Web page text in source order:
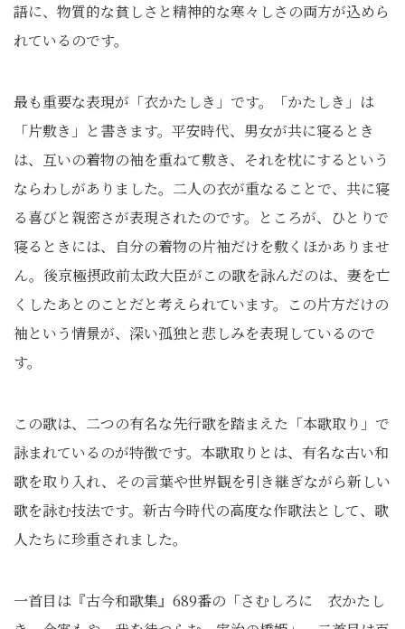
語に、物質的な貧しさと精神的な寒々しさの両方が込めら
れているのです。
最も重要な表現が「衣かたしき」です。「かたしき」は
「片敷き」と書きます。平安時代、男女が共に寝るとき
は、互いの着物の袖を重ねて敷き、それを枕にするという
ならわしがありました。二人の衣が重なることで、共に寝
る喜びと親密さが表現されたのです。ところが、ひとりで
寝るときには、自分の着物の片袖だけを敷くほかありませ
ん。後京極摂政前太政大臣がこの歌を詠んだのは、妻を亡
くしたあとのことだと考えられています。この片方だけの
袖という情景が、深い孤独と悲しみを表現しているので
す。
この歌は、二つの有名な先行歌を踏まえた「本歌取り」で
詠まれているのが特徴です。本歌取りとは、有名な古い和
歌を取り入れ、その言葉や世界観を引き継ぎながら新しい
歌を詠む技法です。新古今時代の高度な作歌法として、歌
人たちに珍重されました。
一首目は『古今和歌集』689番の「さむしろに 衣かたし